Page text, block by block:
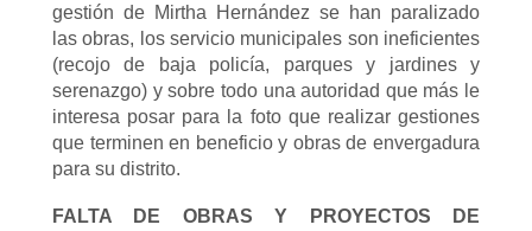
gestión de Mirtha Hernández se han paralizado
las obras, los servicio municipales son ineficientes
(recojo de baja policía, parques y jardines y
serenazgo) y sobre todo una autoridad que más le
interesa posar para la foto que realizar gestiones
que terminen en beneficio y obras de envergadura
para su distrito.
FALTA DE OBRAS Y PROYECTOS DE